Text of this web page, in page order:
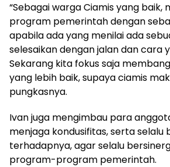
“Sebagai warga Ciamis yang baik,
program pemerintah dengan
apabila ada yang menilai ada
selesaikan dengan jalan dan cara
Sekarang kita fokus saja
yang lebih baik, supaya ciamis
pungkasnya.
Ivan juga mengimbau para
menjaga kondusifitas, serta selalu
terhadapnya, agar selalu
program-program pemerintah.